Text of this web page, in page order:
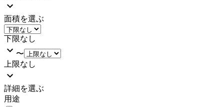
面積を選ぶ
下限なし
〜
上限なし
詳細を選ぶ
用途